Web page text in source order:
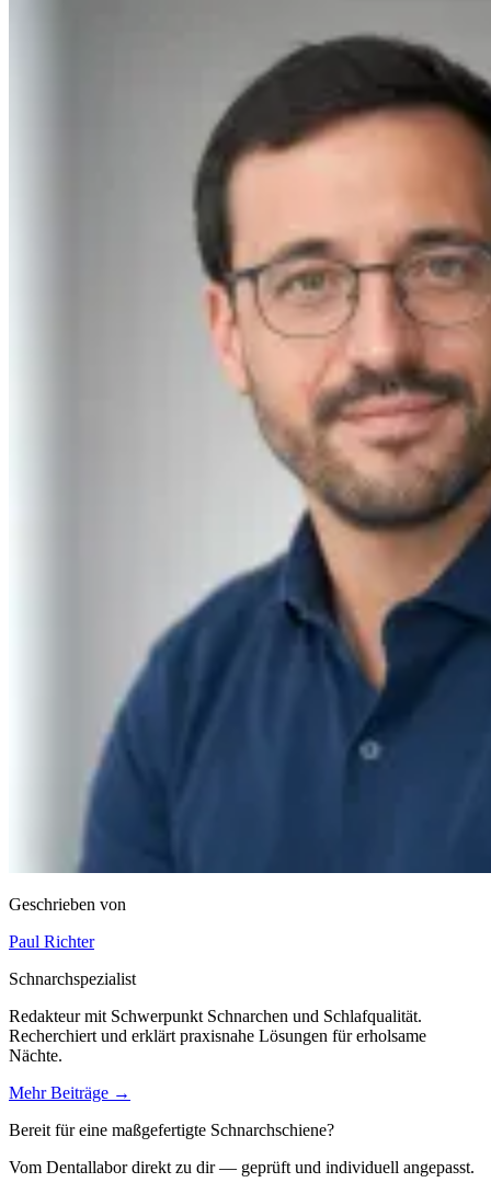
Geschrieben von
Paul Richter
Schnarchspezialist
Redakteur mit Schwerpunkt Schnarchen und Schlafqualität.
Recherchiert und erklärt praxisnahe Lösungen für erholsame
Nächte.
Mehr Beiträge →
Bereit für eine maßgefertigte Schnarchschiene?
Vom Dentallabor direkt zu dir — geprüft und individuell angepasst.